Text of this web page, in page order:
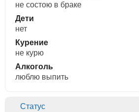
не состою в браке
Дети
нет
Курение
не курю
Алкоголь
люблю выпить
Статус